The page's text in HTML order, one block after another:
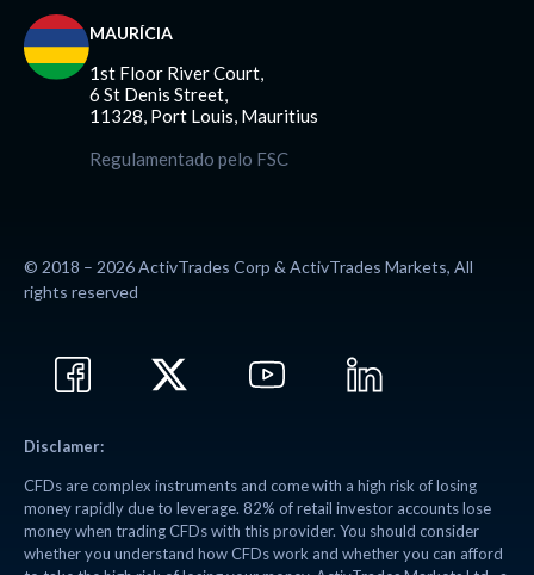
MAURÍCIA
1st Floor River Court,
6 St Denis Street,
11328, Port Louis, Mauritius
Regulamentado pelo FSC
© 2018 – 2026 ActivTrades Corp & ActivTrades Markets, All
rights reserved
Disclamer:
CFDs are complex instruments and come with a high risk of losing
money rapidly due to leverage. 82% of retail investor accounts lose
money when trading CFDs with this provider. You should consider
whether you understand how CFDs work and whether you can afford